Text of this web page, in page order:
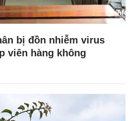
bị đồn nhiễm virus
viên hàng không